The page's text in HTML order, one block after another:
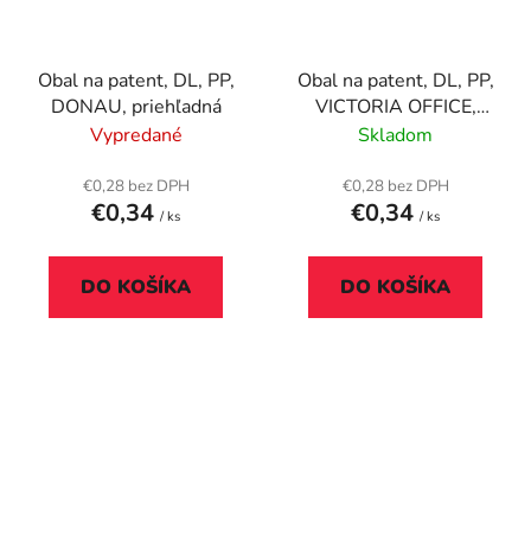
Obal na patent, DL, PP,
DONAU, priehľadná
Vypredané
€0,28 bez DPH
€0,34 / ks
DO KOŠÍKA
Obal na patent, DL, PP,
VICTORIA OFFICE,
červená
Skladom
€0,28 bez DPH
€0,34 / ks
DO KOŠÍKA